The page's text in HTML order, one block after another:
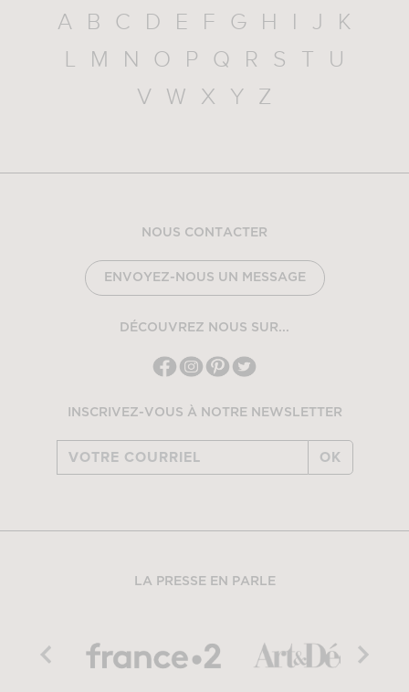
A B C D E F G H I J
K
L
M N O P Q R S T
U
V
W X Y Z
NOUS CONTACTER
ENVOYEZ-NOUS UN MESSAGE
DÉCOUVREZ NOUS SUR...
INSCRIVEZ-VOUS À NOTRE NEWSLETTER
OK
LA PRESSE EN PARLE